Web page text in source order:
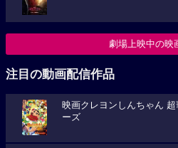
劇場上映中の映
注目の動画配信作品
映画クレヨンしんちゃん
ーズ